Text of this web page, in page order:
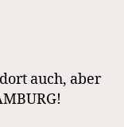
auch, aber